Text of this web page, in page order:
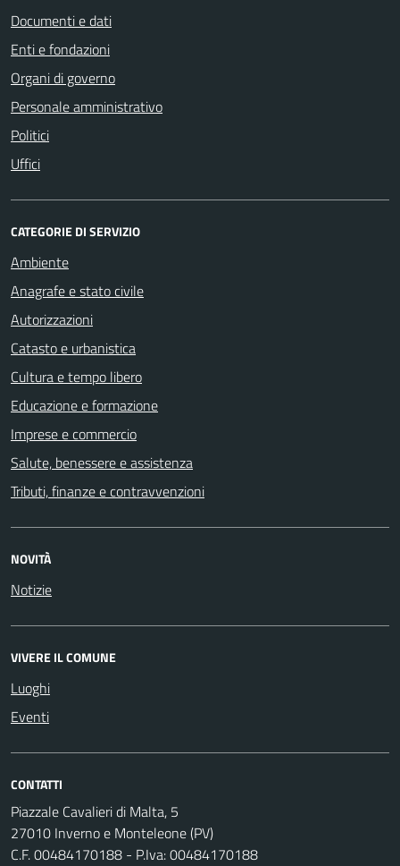
Documenti e dati
Enti e fondazioni
Organi di governo
Personale amministrativo
Politici
Uffici
CATEGORIE DI SERVIZIO
Ambiente
Anagrafe e stato civile
Autorizzazioni
Catasto e urbanistica
Cultura e tempo libero
Educazione e formazione
Imprese e commercio
Salute, benessere e assistenza
Tributi, finanze e contravvenzioni
NOVITÀ
Notizie
VIVERE IL COMUNE
Luoghi
Eventi
CONTATTI
Piazzale Cavalieri di Malta, 5
27010 Inverno e Monteleone (PV)
C.F. 00484170188 - P.Iva: 00484170188